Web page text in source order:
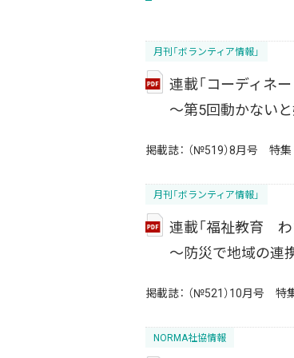
月刊「ボランティア情報」
連載「コーディネ
～第5回動かない
掲載誌： （№519）8月号 特
月刊「ボランティア情報」
連載「福祉教育 わ
～防災で地域の連
掲載誌： （№521）10月号 特
NORMA社協情報